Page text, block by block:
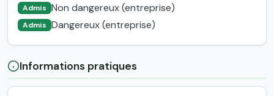
Admis Non dangereux (entreprise)
Admis Dangereux (entreprise)
Informations pratiques